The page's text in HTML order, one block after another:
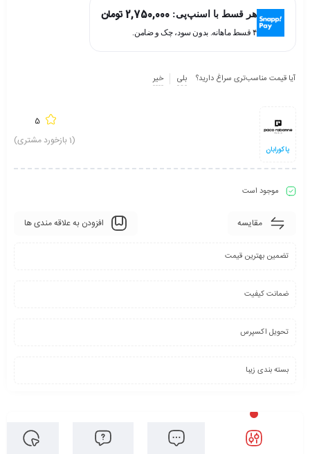
هر قسط با اسنپ‌پی: 2,750,000تومان
۴ قسط ماهانه. بدون سود، چک و ضامن.
آیا قیمت مناسب‌تری سراغ دارید؟ بلی خیر
پاکورابان
5
(
1 بازخورد مشتری)
موجود است
مقایسه افزودن به علاقه مندی ها
تضمین بهترین قیمت
ضمانت کیفیت
تحویل اکسپرس
بسته بندی زیبا